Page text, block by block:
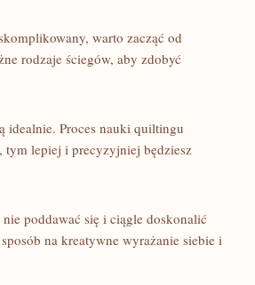
warto ‌zacząć‌ od
rodzaje​ ściegów, aby zdobyć
idealnie. Proces nauki quiltingu
lepiej i precyzyjniej będziesz
poddawać się i ciągle doskonalić
na kreatywne wyrażanie siebie ⁢i